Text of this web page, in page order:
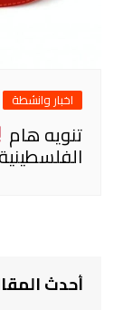
اخبار وانشطة
تنويه هام
الفلسطينية
أحدث